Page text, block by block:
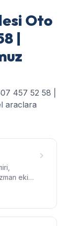
Oto
|
457 52 58 |
araclara
ekip,